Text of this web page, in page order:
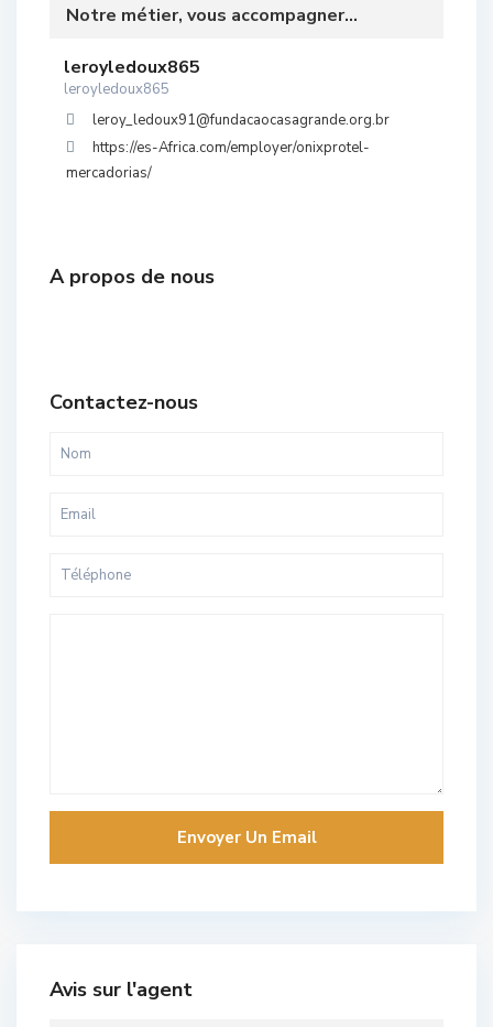
Notre métier, vous accompagner...
leroyledoux865
leroyledoux865
leroy_ledoux91@fundacaocasagrande.org.br
https://es-Africa.com/employer/onixprotel-
mercadorias/
A propos de nous
Contactez-nous
Avis sur l'agent